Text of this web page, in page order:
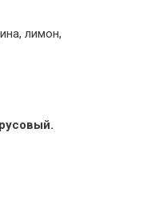
лимон,